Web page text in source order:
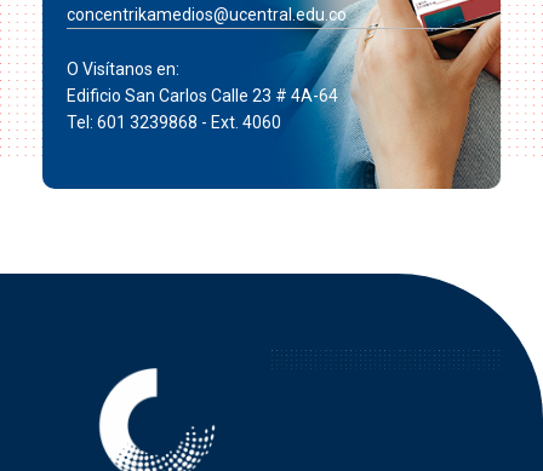
concentrikamedios@ucentral.edu.co
O Visítanos en:
Edificio San Carlos Calle 23 # 4A-64
Tel: 601 3239868 - Ext. 4060